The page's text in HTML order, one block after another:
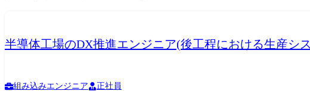
半導体工場のDX推進エンジニア(後工程における生産
組み込みエンジニア 正社員